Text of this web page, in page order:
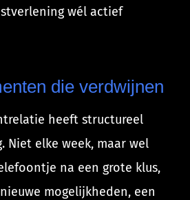
wél actief
die verdwijnen
heeft structureel
Niet elke week, maar wel
na een grote klus,
mogelijkheden, een